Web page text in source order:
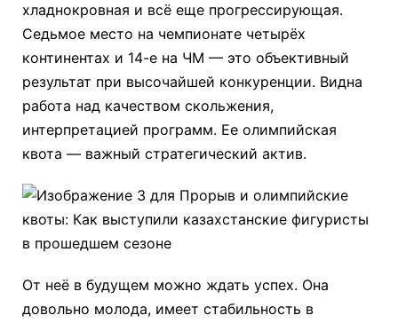
хладнокровная и всё еще прогрессирующая.
Седьмое место на чемпионате четырёх
континентах и 14-е на ЧМ — это объективный
результат при высочайшей конкуренции. Видна
работа над качеством скольжения,
интерпретацией программ. Ее олимпийская
квота — важный стратегический актив.
От неё в будущем можно ждать успех. Она
довольно молода, имеет стабильность в